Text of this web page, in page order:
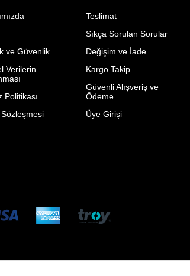
ve Güvenlik
Verilerin
Politikası
Sözleşmesi
Teslimat
Sıkça Sorulan Sorular
Değişim ve İade
Kargo Takip
Güvenli Alışveriş ve
Ödeme
Üye Girişi